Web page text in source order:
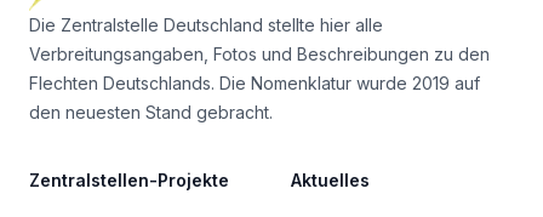
Die Zentralstelle Deutschland stellte hier alle
Verbreitungsangaben, Fotos und Beschreibungen zu den
Flechten Deutschlands. Die Nomenklatur wurde 2019 auf
den neuesten Stand gebracht.
Zentralstellen-Projekte Aktuelles